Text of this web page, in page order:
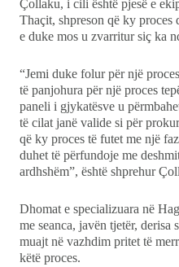
Çollaku, i cili është pjesë e
Thaçit, shpreson që ky
e duke mos u zvarritur siç ka
“Jemi duke folur për një
të panjohura për një proces
paneli i gjykatësve u
të cilat janë valide si për
që ky proces të futet me një
duhet të përfundoje me
ardhshëm”, është shprehur
Dhomat e specializuara në
me seanca, javën tjetër,
muajt në vazhdim pritet të
këtë proces.